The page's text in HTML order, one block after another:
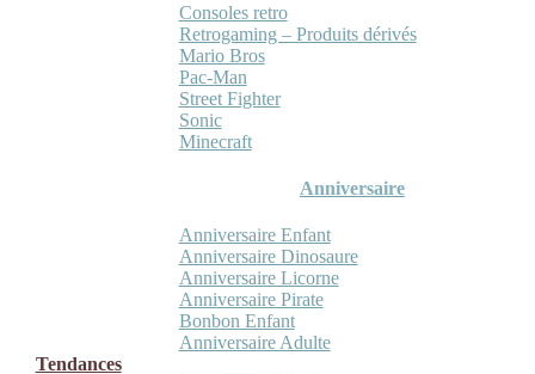
Consoles retro
Retrogaming – Produits dérivés
Mario Bros
Pac-Man
Street Fighter
Sonic
Minecraft
Anniversaire
Anniversaire Enfant
Anniversaire Dinosaure
Anniversaire Licorne
Anniversaire Pirate
Bonbon Enfant
Anniversaire Adulte
Tendances